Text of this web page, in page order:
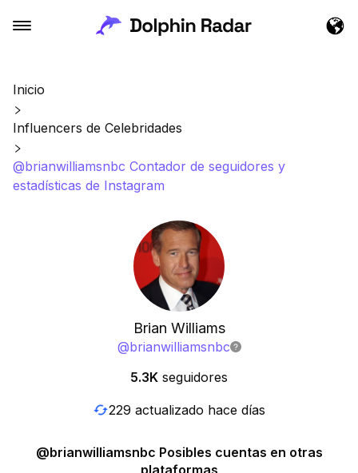
Inicio
Influencers de Celebridades
@brianwilliamsnbc Contador de seguidores y
estadísticas de Instagram
Brian Williams
@brianwilliamsnbc
5.3K seguidores
229 actualizado hace días
@brianwilliamsnbc Posibles cuentas en otras
plataformas